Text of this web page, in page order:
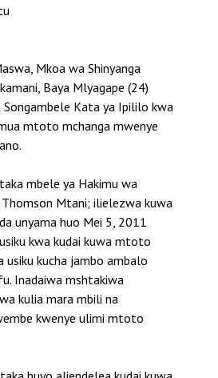
Mkoa wa Shinyanga
Baya Mlyagape (24)
Songambele Kata ya Ipililo kwa
mtoto mchanga mwenye
mbele ya Hakimu wa
Thomson Mtani; ilielezwa kuwa
unyama huo Mei 5, 2011
kwa kudai kuwa mtoto
usiku kucha jambo ambalo
Inadaiwa mshtakiwa
kulia mara mbili na
kwenye ulimi mtoto